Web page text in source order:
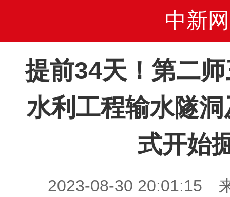
中新网
提前34天！第二
水利工程输水隧
式开始
2023-08-30 20:01:15